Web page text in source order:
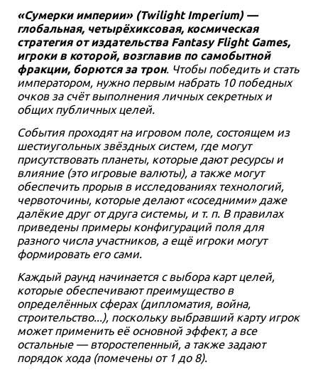
«Сумерки империи» (Twilight Imperium) —
глобальная, четырёхиксовая, космическая
стратегия от издательства Fantasy Flight Games,
игроки в которой, возглавив по самобытной
фракции, борются за трон. Чтобы победить и стать
императором, нужно первым набрать 10 победных
очков за счёт выполнения личных секретных и
общих публичных целей.
События проходят на игровом поле, состоящем из
шестиугольных звёздных систем, где могут
присутствовать планеты, которые дают ресурсы и
влияние (это игровые валюты), а также могут
обеспечить прорыв в исследованиях технологий,
червоточины, которые делают «соседними» даже
далёкие друг от друга системы, и т. п. В правилах
приведены примеры конфигураций поля для
разного числа участников, а ещё игроки могут
формировать его сами.
Каждый раунд начинается с выбора карт целей,
которые обеспечивают преимущество в
определённых сферах (дипломатия, война,
строительство...), поскольку выбравший карту игрок
может применить её основной эффект, а все
остальные — второстепенный, а также задают
порядок хода (помечены от 1 до 8).